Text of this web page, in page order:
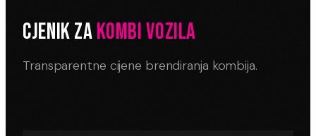
CJENIK ZAKOMBI VOZILA
Transparentne cijene brendiranja kombija.